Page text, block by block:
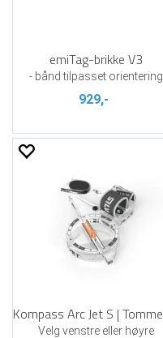
emiTag-brikke V3
- bånd tilpasset orientering
929,-
Velg venstre eller høyre